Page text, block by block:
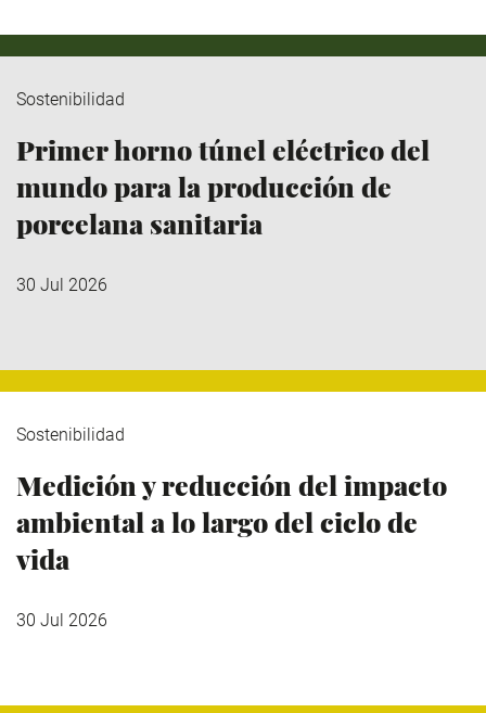
Sostenibilidad
Primer horno túnel eléctrico del
mundo para la producción de
porcelana sanitaria
30 Jul 2026
Sostenibilidad
Medición y reducción del impacto
ambiental a lo largo del ciclo de
vida
30 Jul 2026